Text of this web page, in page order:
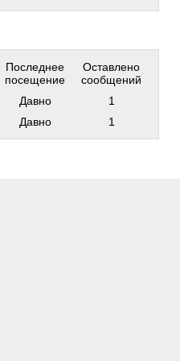
Последнее
посещение
Оставлено
сообщений
Давно
1
Давно 1